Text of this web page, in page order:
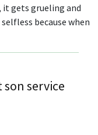
gets grueling and
because when
service